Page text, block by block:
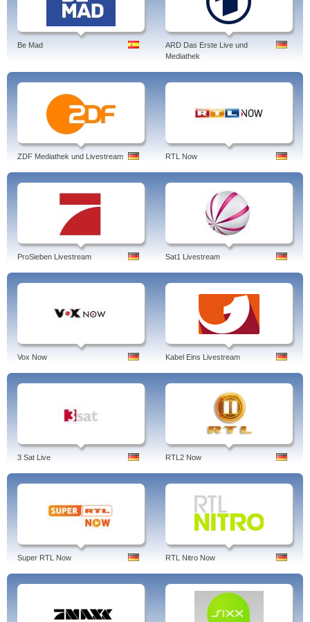
Be Mad
ARD Das Erste Live und
Mediathek
ZDF Mediathek und Livestream RTL Now
ProSieben Livestream Sat1 Livestream
Vox Now Kabel Eins Livestream
3 Sat Live RTL2 Now
Super RTL Now RTL Nitro Now